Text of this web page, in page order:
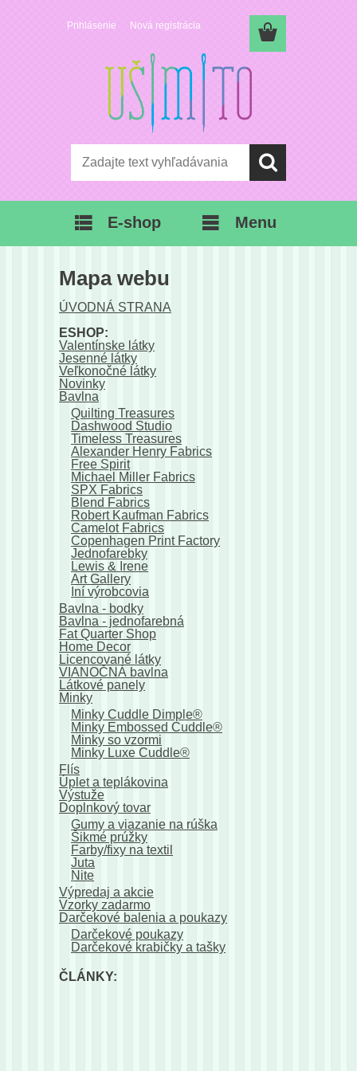
Prihlásenie Nová registrácia
E-shop Menu
Mapa webu
ÚVODNÁ STRANA
ESHOP:
Valentínske látky
Jesenné látky
Veľkonočné látky
Novinky
Bavlna
Quilting Treasures
Dashwood Studio
Timeless Treasures
Alexander Henry Fabrics
Free Spirit
Michael Miller Fabrics
SPX Fabrics
Blend Fabrics
Robert Kaufman Fabrics
Camelot Fabrics
Copenhagen Print Factory
Jednofarebky
Lewis & Irene
Art Gallery
Iní výrobcovia
Bavlna - bodky
Bavlna - jednofarebná
Fat Quarter Shop
Home Decor
Licencované látky
VIANOČNÁ bavlna
Látkové panely
Minky
Minky Cuddle Dimple®
Minky Embossed Cuddle®
Minky so vzormi
Minky Luxe Cuddle®
Flís
Úplet a teplákovina
Výstuže
Doplnkový tovar
Gumy a viazanie na rúška
Šikmé prúžky
Farby/fixy na textil
Juta
Nite
Výpredaj a akcie
Vzorky zadarmo
Darčekové balenia a poukazy
Darčekové poukazy
Darčekové krabičky a tašky
ČLÁNKY: